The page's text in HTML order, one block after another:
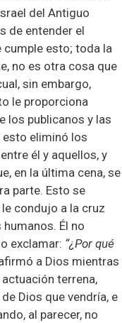
del Antiguo
de entender el
cumple esto; toda la
no es otra cosa que
sin embargo,
le proporciona
los publicanos y las
eliminó los
él y aquellos, y
en la última cena, se
parte. Esto se
condujo a la cruz
Él no
exclamar: “¿Por qué
a Dios mientras
actuación terrena,
Dios que vendría, e
al parecer, no